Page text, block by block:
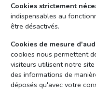
Cookies strictement
indispensables au
être désactivés.
Cookies de mesure
cookies nous permettent
visiteurs utilisent notre
des informations de
déposés qu'avec votre